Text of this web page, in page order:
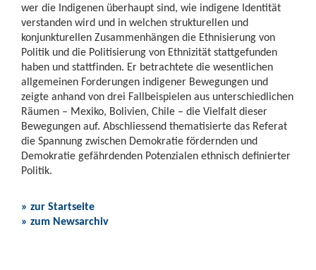
wer die Indigenen überhaupt sind, wie indigene Identität
verstanden wird und in welchen strukturellen und
konjunkturellen Zusammenhängen die Ethnisierung von
Politik und die Politisierung von Ethnizität stattgefunden
haben und stattfinden. Er betrachtete die wesentlichen
allgemeinen Forderungen indigener Bewegungen und
zeigte anhand von drei Fallbeispielen aus unterschiedlichen
Räumen – Mexiko, Bolivien, Chile – die Vielfalt dieser
Bewegungen auf. Abschliessend thematisierte das Referat
die Spannung zwischen Demokratie fördernden und
Demokratie gefährdenden Potenzialen ethnisch definierter
Politik.
» zur Startseite
» zum Newsarchiv